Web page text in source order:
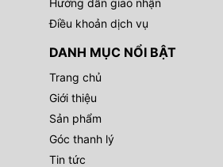
Điều khoản dịch vụ
DANH MỤC NỔI BẬT
Trang chủ
Giới thiệu
Sản phẩm
Góc thanh lý
Tin tức